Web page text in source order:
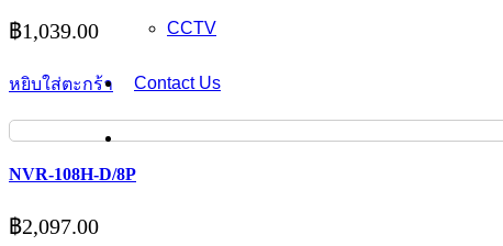
CCTV
Contact Us
฿1,039.00
หยิบใส่ตะกร้า
NVR-108H-D/8P
฿2,097.00